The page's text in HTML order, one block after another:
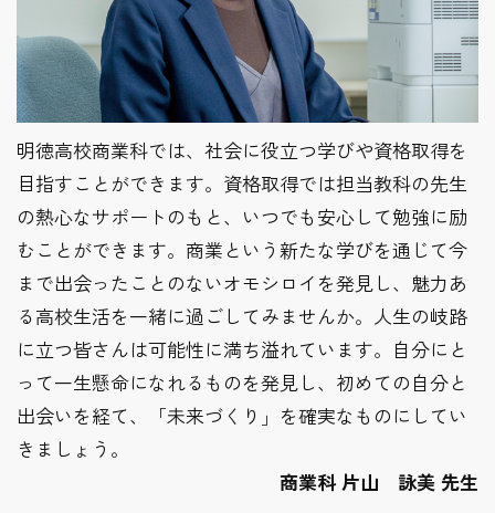
明徳高校商業科では、社会に役立つ学びや資格取得を
目指すことができます。資格取得では担当教科の先生
の熱心なサポートのもと、いつでも安心して勉強に励
むことができます。商業という新たな学びを通じて今
まで出会ったことのないオモシロイを発見し、魅力あ
る高校生活を一緒に過ごしてみませんか。人生の岐路
に立つ皆さんは可能性に満ち溢れています。自分にと
って一生懸命になれるものを発見し、初めての自分と
出会いを経て、「未来づくり」を確実なものにしてい
きましょう。
商業科 片山 詠美 先生